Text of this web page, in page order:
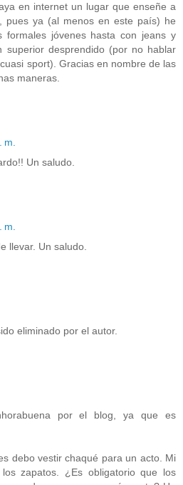
en internet un lugar que enseñe a
pues ya (al menos en este país) he
formales jóvenes hasta con jeans y
superior desprendido (por no hablar
sport). Gracias en nombre de las
maneras.
m.
Un saludo.
m.
llevar. Un saludo.
eliminado por el autor.
por el blog, ya que es
debo vestir chaqué para un acto. Mi
zapatos. ¿Es obligatorio que los